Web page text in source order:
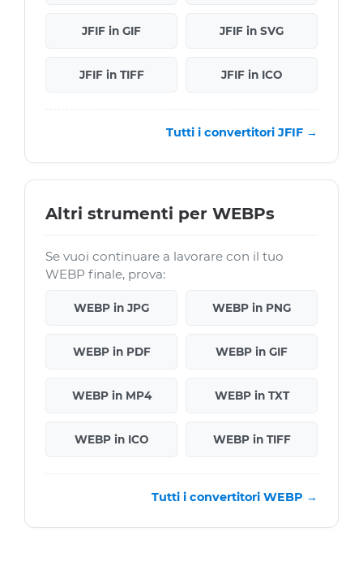
JFIF in GIF JFIF in SVG
JFIF in TIFF JFIF in ICO
Tutti i convertitori JFIF →
Altri strumenti per WEBPs
Se vuoi continuare a lavorare con il tuo
WEBP finale, prova:
WEBP in JPG WEBP in PNG
WEBP in PDF WEBP in GIF
WEBP in MP4 WEBP in TXT
WEBP in ICO WEBP in TIFF
Tutti i convertitori WEBP →